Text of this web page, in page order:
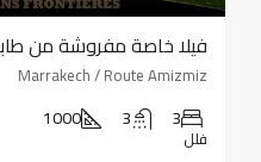
Marrakech / Route Amizmiz
3
3
1000
فلل